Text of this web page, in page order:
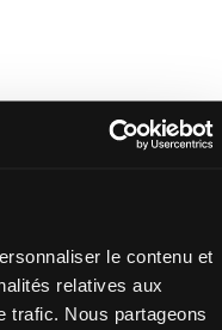
le contenu et
relatives aux
trafic. Nous partageons